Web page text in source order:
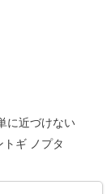
に近づけない
トギ ノプタ